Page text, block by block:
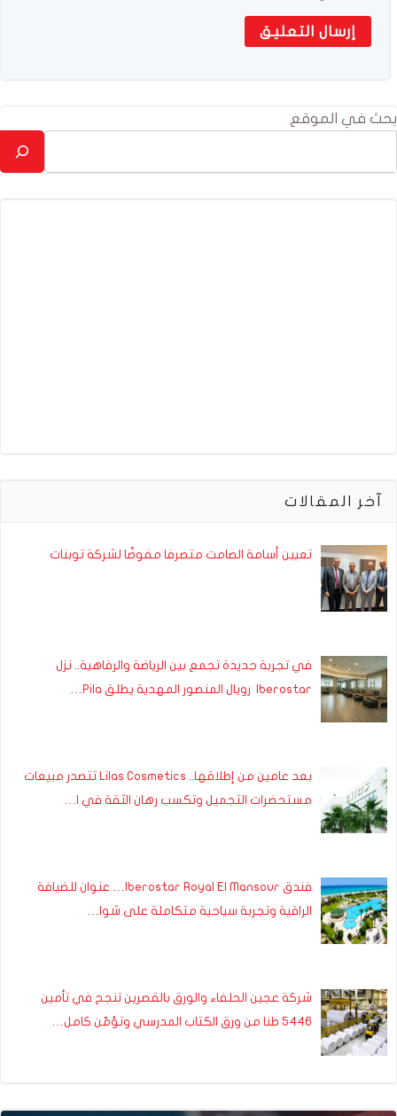
بحث في الموقع
آخر المقالات
تعيين أسامة الصامت متصرفا مفوضًا لشركة توبنات
في تجربة جديدة تجمع بين الرياضة والرفاهية.. نزل
Iberostar رويال المنصور المهدية يطلق Pila…
بعد عامين من إطلاقها.. Lilas Cosmetics تتصدر مبيعات
مستحضرات التجميل وتكسب رهان الثقة في ا…
فندق Iberostar Royal El Mansour… عنوان للضيافة
الراقية وتجربة سياحية متكاملة على شوا…
شركة عجين الحلفاء والورق بالقصرين تنجح في تأمين
5446 طنا من ورق الكتاب المدرسي وتؤمّن كامل…